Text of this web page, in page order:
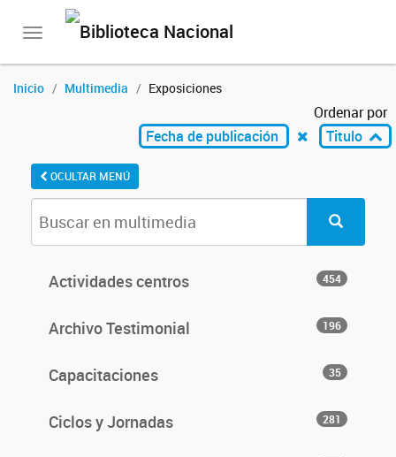
Toggle
Inicio Multimedia Exposiciones
Ordenar por
Fecha de publicación
Titulo
OCULTAR MENÚ
Actividades centros 454
Archivo Testimonial 196
Capacitaciones 35
Ciclos y Jornadas 281